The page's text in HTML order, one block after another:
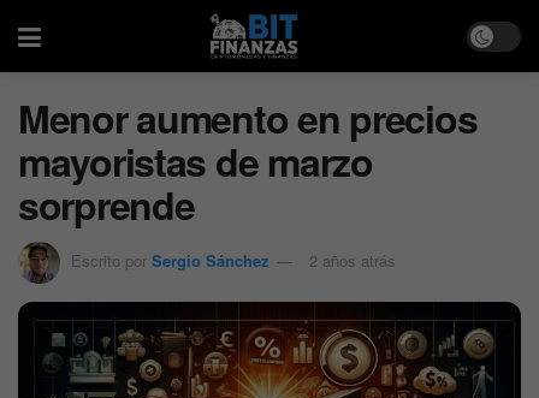
Menor aumento en precios
mayoristas de marzo
sorprende
Escrito por Sergio Sánchez 2 años atrás